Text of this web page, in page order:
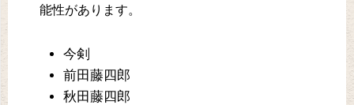
能性があります。
今剣
前田藤四郎
秋田藤四郎